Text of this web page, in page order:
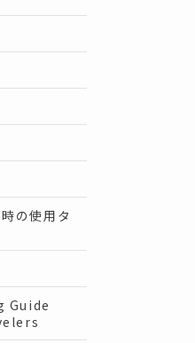
の使用タ
Guide